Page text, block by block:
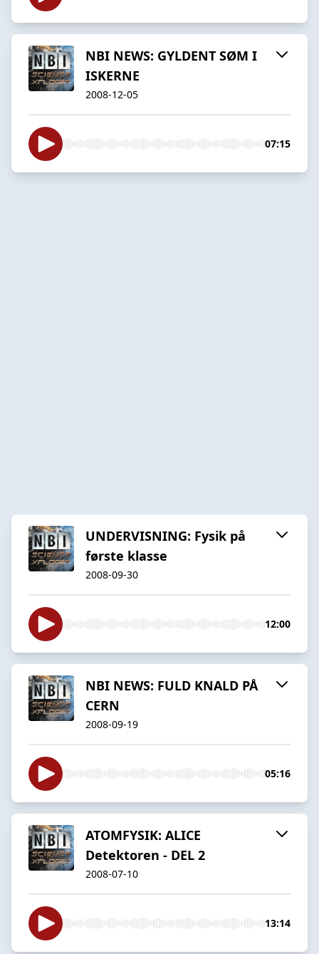
NBI NEWS: GYLDENT SØM I
ISKERNE
2008-12-05
07:15
UNDERVISNING: Fysik på
første klasse
2008-09-30
12:00
NBI NEWS: FULD KNALD PÅ
CERN
2008-09-19
05:16
ATOMFYSIK: ALICE
Detektoren - DEL 2
2008-07-10
13:14